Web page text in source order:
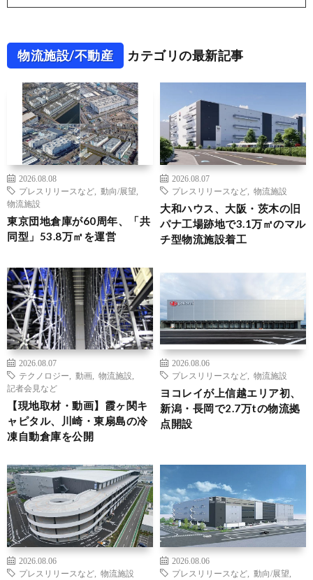
物流施設/不動産 カテゴリの最新記事
2026.08.08
プレスリリースなど
動向/展望
物流施設
東京団地倉庫が60周年、「共
同型」53.8万㎡を運営
2026.08.07
プレスリリースなど
物流施設
大和ハウス、大阪・茨木の旧
パナ工場跡地で3.1万㎡のマル
チ型物流施設着工
2026.08.07
テクノロジー
動画 物流施設
記者会見など
【現地取材・動画】霞ヶ関キ
ャピタル、川崎・東扇島の冷
凍自動倉庫を公開
2026.08.06
プレスリリースなど
物流施設
ヨコレイが上信越エリア初、
新潟・長岡で2.7万tの物流拠
点開設
2026.08.06
プレスリリースなど
物流施設
2026.08.06
プレスリリースなど
動向/展望